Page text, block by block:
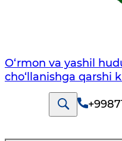
O‘rmon va yashil
cho‘llanishga qarshi